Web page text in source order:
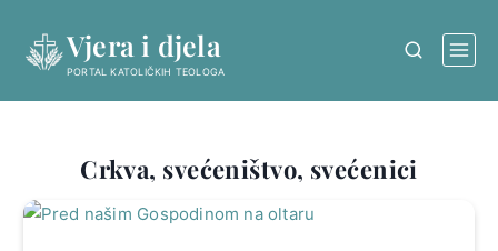
content
Vjera i djela
PORTAL KATOLIČKIH TEOLOGA
Crkva, svećeništvo, svećenici